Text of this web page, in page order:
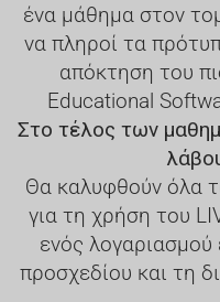
ένα μάθημα στον
να πληροί τα
απόκτηση του
Educational
Στο τέλος των
Θα καλυφθούν όλα
για τη χρήση του
ενός
προσχεδίου και τη